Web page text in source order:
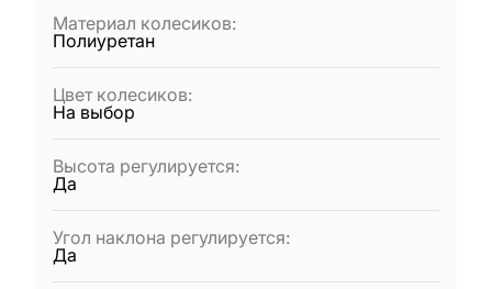
Материал колесиков:
Полиуретан
Цвет колесиков:
На выбор
Высота регулируется:
Да
Угол наклона регулируется:
Да